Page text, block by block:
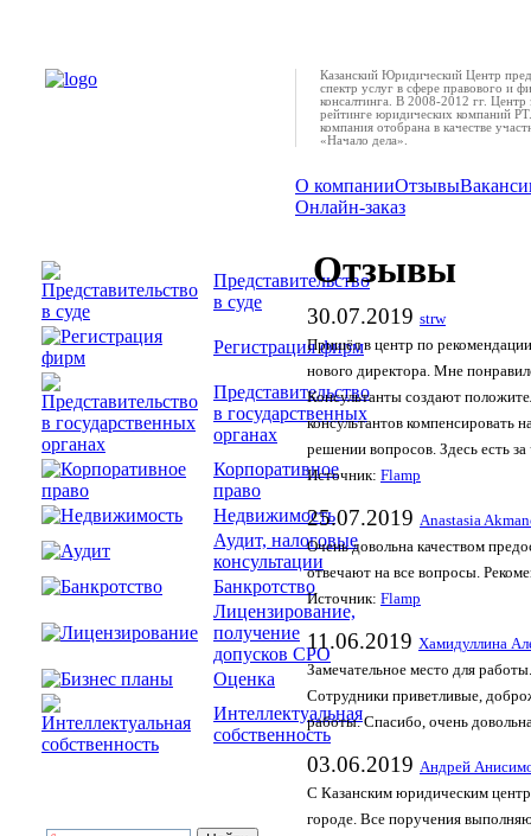
Представительство
в суде
Регистрация фирм
Представительство
в государственных
органах
Корпоративное
право
Недвижимость
Аудит, налоговые
консультации
Банкротство
Лицензирование,
получение
допусков СРО
Оценка
Интеллектуальная
собственность
Казанский Юридический Центр
спектр услуг в сфере правового и
консалтинга. В 2008-2012 гг. Центр
рейтинге юридических компаний
компания отобрана в качестве
«Начало дела».
О компанииОтзывы
Онлайн-заказ
Отзывы
30.07.2019 strw
Пришёл в центр по
нового директора. Мне
Консультанты создают
консультантов компенсировать
решении вопросов. Здесь есть за
Источник: Flamp
25.07.2019 Anastasia
Очень довольна качеством
отвечают на все вопросы.
Источник: Flamp
11.06.2019 Хамидуллина
Замечательное место для
Сотрудники приветливые,
работы. Спасибо, очень
03.06.2019 Андрей
С Казанским юридическим
городе. Все поручения